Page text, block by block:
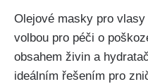
Olejové masky pro
volbou pro péči⁣ o⁢
obsahem živin a
ideálním⁣ řešením pro